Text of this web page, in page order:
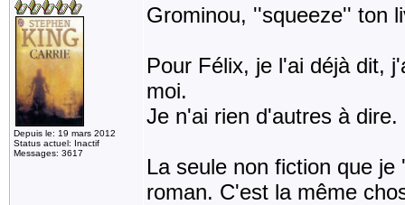
Depuis le: 19 mars 2012
Status actuel: Inactif
Messages: 3617
Grominou, ''squeeze'' ton
Pour Félix, je l'ai déjà dit,
moi.
Je n'ai rien d'autres à dire.
La seule non fiction que
roman. C'est la même